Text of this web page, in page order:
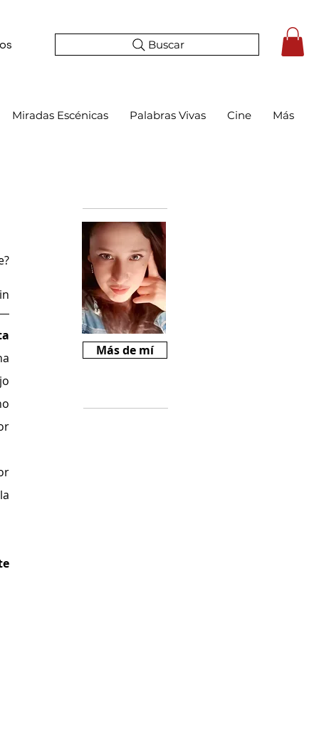
Buscar
Miradas Escénicas Palabras Vivas Cine Más
Más de mí